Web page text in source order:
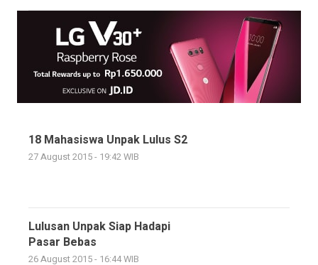
18 Mahasiswa Unpak Lulus S2
27 August 2015 - 19:42 WIB
Lulusan Unpak Siap Hadapi
Pasar Bebas
26 August 2015 - 16:44 WIB